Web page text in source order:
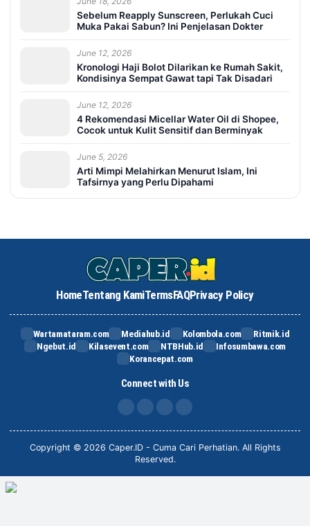
Sebelum Reapply Sunscreen, Perlukah Cuci
Muka Pakai Sabun? Ini Penjelasan Dokter
June 12, 2026
Kronologi Haji Bolot Dilarikan ke Rumah Sakit,
Kondisinya Sempat Gawat tapi Tak Disadari
June 12, 2026
4 Rekomendasi Micellar Water Oil di Shopee,
Cocok untuk Kulit Sensitif dan Berminyak
June 5, 2026
Arti Mimpi Melahirkan Menurut Islam, Ini
Tafsirnya yang Perlu Dipahami
HomeTentang KamiTermsFAQPrivacy Policy
Wartamataram.com Mediahub.id Kolombola.com
Ritmik.id
Ngebut.id
Kilasevent.com NTBHub.id
Infosumbawa.com
Korancepat.com
Connect with Us
FB IG TikTok
Copyright © 2026 Caper.ID - Cuma Cari Perhatian. All Rights
Reserved.